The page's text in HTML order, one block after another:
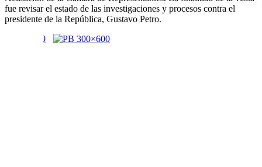
fue revisar el estado de las investigaciones y procesos contra el
presidente de la República, Gustavo Petro.